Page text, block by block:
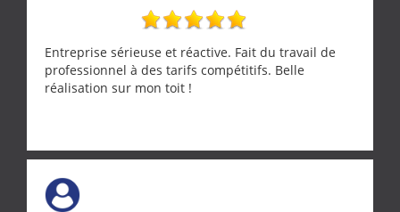
Entreprise sérieuse et réactive. Fait du travail de
professionnel à des tarifs compétitifs. Belle
réalisation sur mon toit !